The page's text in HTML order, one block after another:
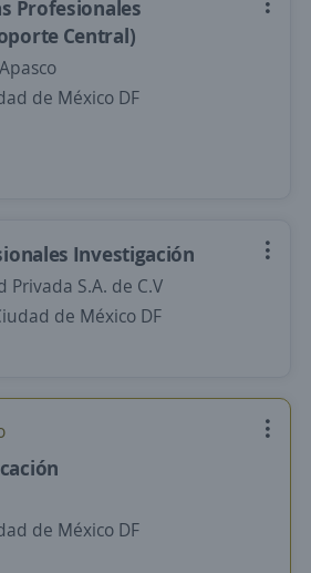
Profesionales
Central)
de México DF
Investigación
Privada S.A. de C.V
de México DF
de México DF